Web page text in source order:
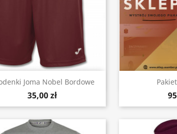
Joma Nobel Bordowe
35,00 zł
Szybki podgląd 